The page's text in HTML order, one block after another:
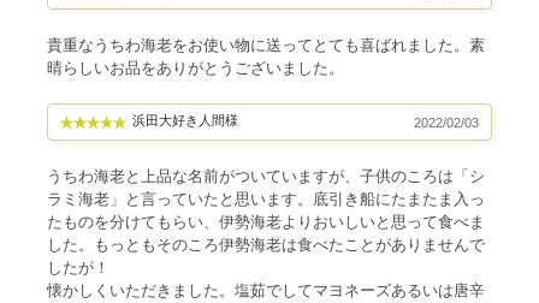
貴重なうちわ海老をお使い物に送ってとても喜ばれました。素
晴らしいお品をありがとうございました。
浜田大好き人間様 2022/02/03
うちわ海老と上品な名前がついていますが、子供のころは「シ
ラミ海老」と言っていたと思います。底引き船にたまたま入っ
たものを分けてもらい、伊勢海老よりおいしいと思って食べま
した。もっともそのころ伊勢海老は食べたことがありませんで
したが！
懐かしくいただきました。塩茹でしてマヨネーズあるいは唐辛